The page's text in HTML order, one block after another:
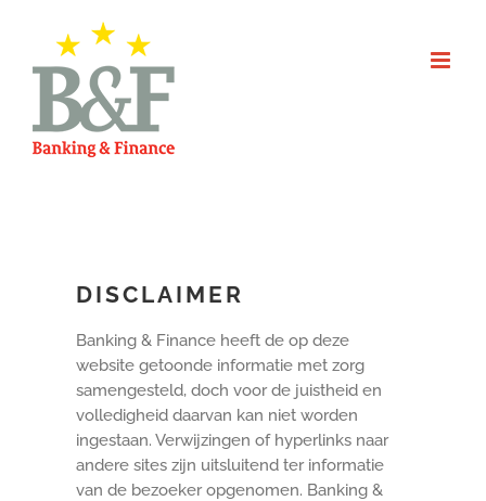
DISCLAIMER
Banking & Finance heeft de op deze
website getoonde informatie met zorg
samengesteld, doch voor de juistheid en
volledigheid daarvan kan niet worden
ingestaan. Verwijzingen of hyperlinks naar
andere sites zijn uitsluitend ter informatie
van de bezoeker opgenomen. Banking &